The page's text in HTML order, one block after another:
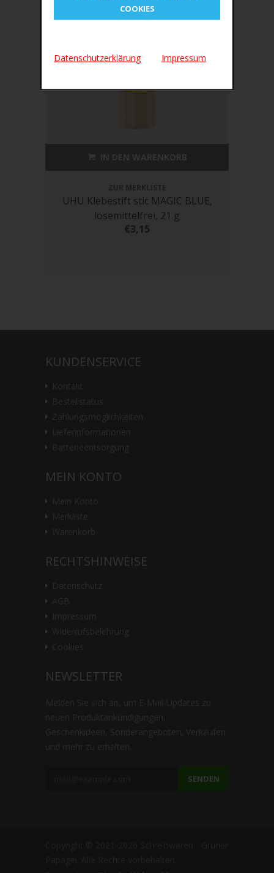
COOKIES
Datenschutzerklärung Impressum
UHU Klebestift stic MAGIC BLUE,
lösemittelfrei, 21 g
€3,15
KUNDENSERVICE
MEIN KONTO
RECHTSHINWEISE
NEWSLETTER
SENDEN